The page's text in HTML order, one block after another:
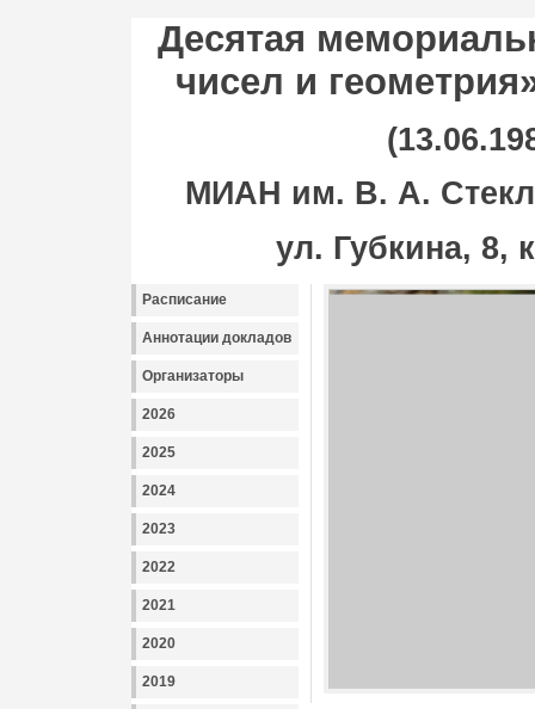
Десятая
чисел и
МИАН им. В. А.
ул. Губкина, 8,
Расписание
Аннотации докладов
Организаторы
2026
2025
2024
2023
2022
2021
2020
2019